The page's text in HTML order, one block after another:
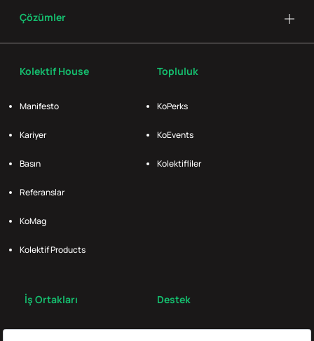
Kolektif House
Manifesto
Kariyer
Basın
Referanslar
KoMag
Kolektif Products
Topluluk
KoPerks
KoEvents
Kolektifliler
İş Ortakları Destek
Çözümler